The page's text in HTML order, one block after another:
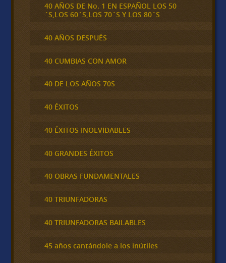
40 AÑOS DE No. 1 EN ESPAÑOL LOS 50
´S,LOS 60´S,LOS 70´S Y LOS 80´S
40 AÑOS DESPUÉS
40 CUMBIAS CON AMOR
40 DE LOS AÑOS 70S
40 ÉXITOS
40 ÉXITOS INOLVIDABLES
40 GRANDES ÉXITOS
40 OBRAS FUNDAMENTALES
40 TRIUNFADORAS
40 TRIUNFADORAS BAILABLES
45 años cantándole a los inútiles